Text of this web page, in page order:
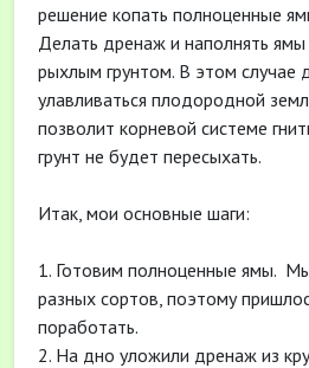
решение копать полноценные
Делать дренаж и наполнять
рыхлым грунтом. В этом случае
улавливаться плодородной
позволит корневой системе
грунт не будет пересыхать.
Итак, мои основные шаги:
1. Готовим полноценные ямы.
разных сортов, поэтому
поработать.
2. На дно уложили дренаж из